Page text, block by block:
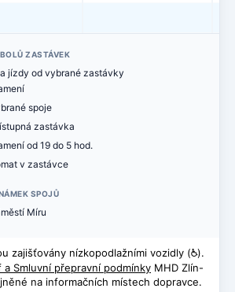
ZASTÁVEK
jízdy od vybrané zastávky
spoje
zastávka
od 19 do 5 hod.
v zastávce
SPOJŮ
Míru
zajišťovány nízkopodlažními vozidly (@).
a Smluvní přepravní podmínky MHD Zlín-
na informačních místech dopravce.